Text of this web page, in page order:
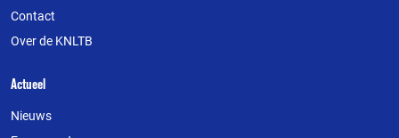
Contact
Over de KNLTB
Actueel
Nieuws